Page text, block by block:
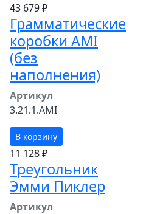
43 679 ₽
Грамматические
коробки AMI
(без
наполнения)
Артикул
3.21.1.AMI
В корзину
11 128 ₽
Треугольник
Эмми Пиклер
Артикул